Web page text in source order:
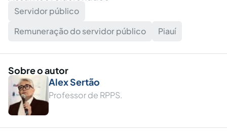
Servidor público
Remuneração do servidor público
Piauí
Sobre o autor
Alex Sertão
Professor de RPPS.